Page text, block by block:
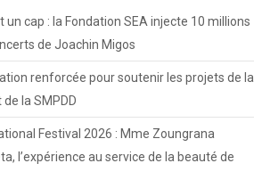
un cap : la Fondation SEA injecte 10 millions
de Joachin Migos
renforcée pour soutenir les projets de la
de la SMPDD
Festival 2026 : Mme Zoungrana
l’expérience au service de la beauté de